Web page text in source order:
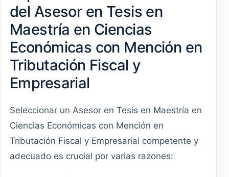
del Asesor en Tesis en
Maestría en Ciencias
Económicas con Mención en
Tributación Fiscal y
Empresarial
Seleccionar un Asesor en Tesis en Maestría en
Ciencias Económicas con Mención en
Tributación Fiscal y Empresarial competente y
adecuado es crucial por varias razones: